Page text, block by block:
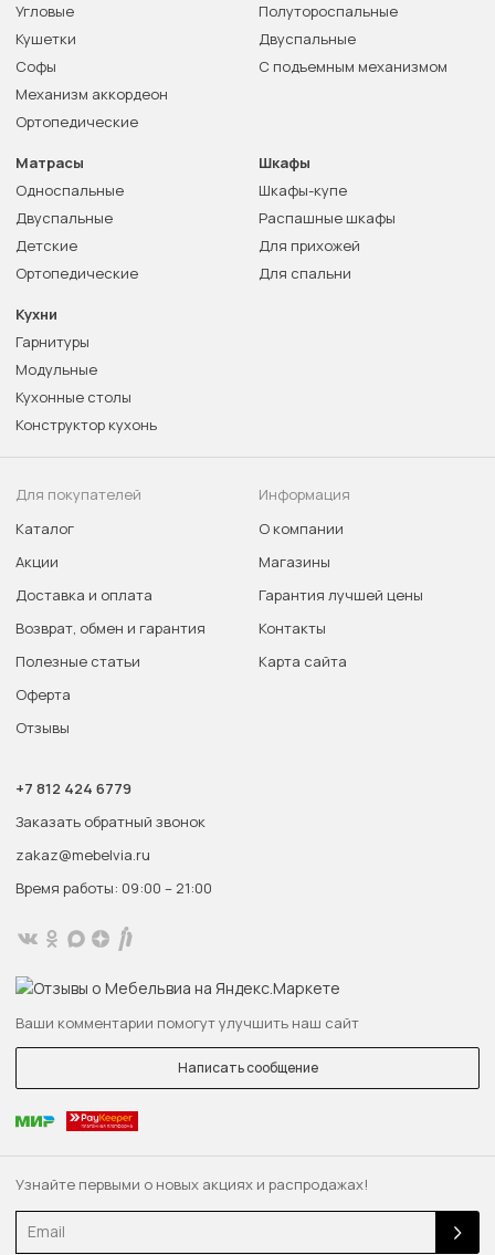
Узнайте первыми о новых акциях и распродажах!
Email
Угловые
Кушетки
Софы
Механизм аккордеон
Ортопедические
Полутороспальные
Двуспальные
С подъемным механизмом
Матрасы
Односпальные
Двуспальные
Детские
Ортопедические
Шкафы
Шкафы-купе
Распашные шкафы
Для прихожей
Для спальни
Кухни
Гарнитуры
Модульные
Кухонные столы
Конструктор кухонь
Для покупателей
Каталог
Акции
Доставка и оплата
Возврат, обмен и гарантия
Полезные статьи
Оферта
Отзывы
Информация
О компании
Магазины
Гарантия лучшей цены
Контакты
Карта сайта
+7 812 424 6779
Заказать обратный звонок
zakaz@mebelvia.ru
Время работы: 09:00 – 21:00
Ваши комментарии помогут улучшить наш сайт
Написать сообщение